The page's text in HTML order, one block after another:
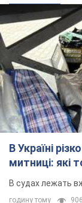
В Україні
митниці: які
В судах лежать
годину тому
Ціни на
обвалилися
скільки
Надлишок